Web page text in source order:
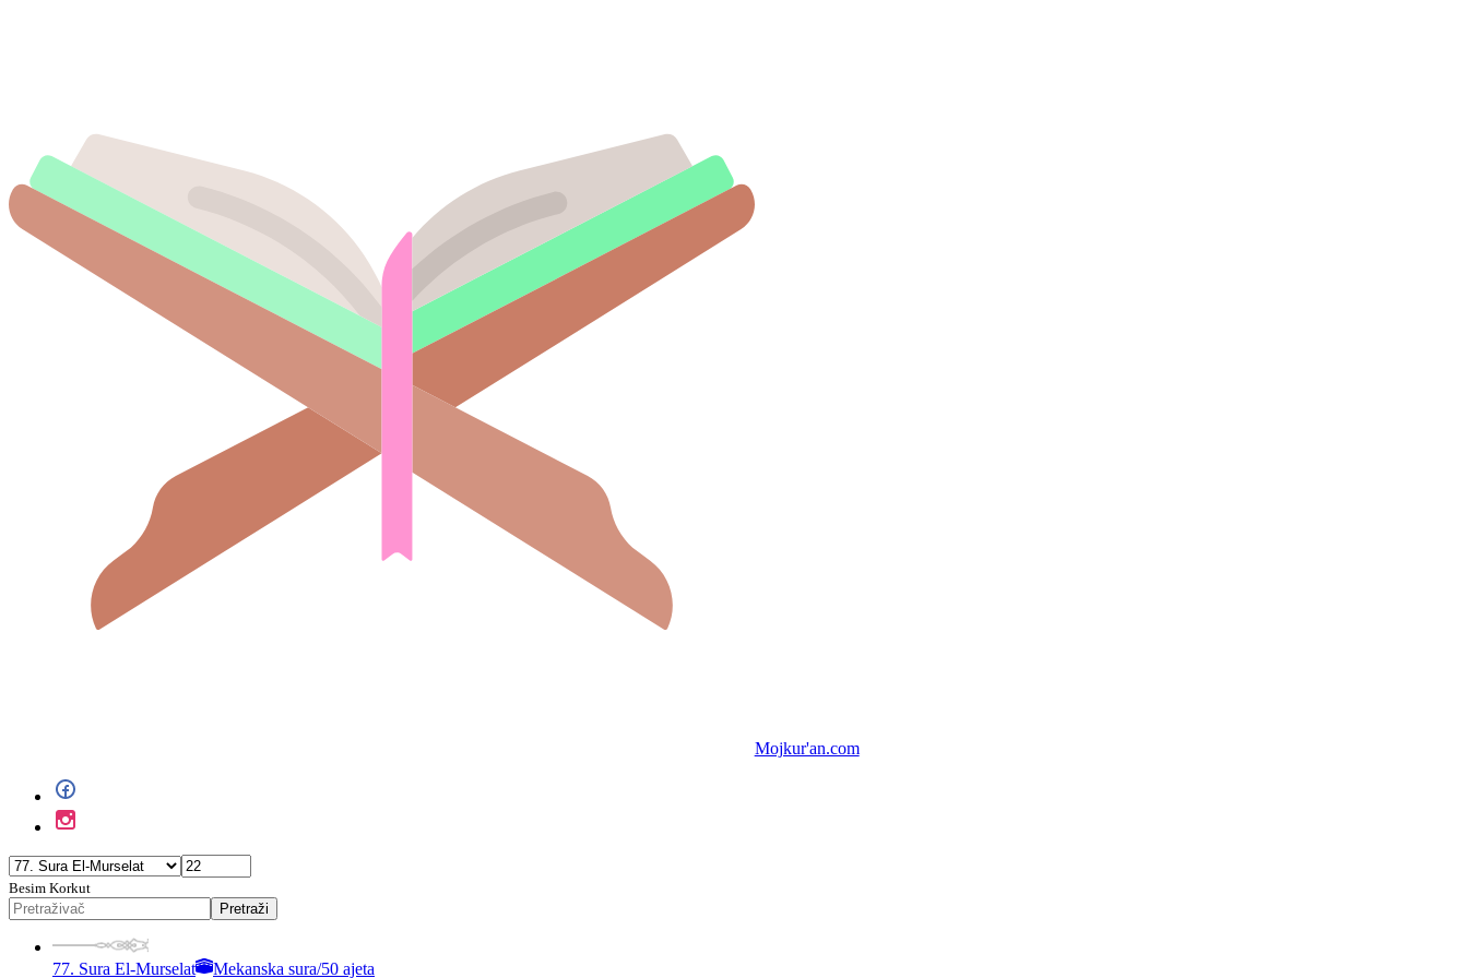
Mojkur'an.com
Besim Korkut
Pretraži
77. Sura El-Murselat Mekanska sura/50 ajeta